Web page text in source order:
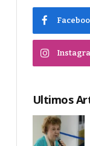
Ultimos